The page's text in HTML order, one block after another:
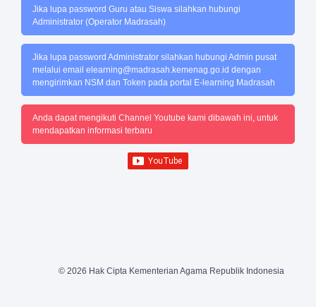
Jika lupa password Guru atau Siswa silahkan hubungi
Administrator (Operator Madrasah)
Jika lupa password Administrator silahkan hubungi Admin pusat
melalui email elearning@madrasah.kemenag.go.id dengan
mengirimkan NSM dan Token pada portal E-learning Madrasah
Anda dapat mengikuti Channel Youtube kami dibawah ini, untuk
mendapatkan informasi terbaru
© 2026 Hak Cipta Kementerian Agama Republik Indonesia